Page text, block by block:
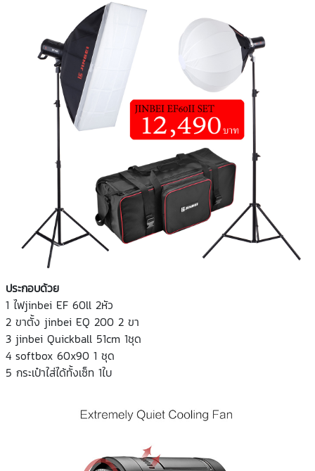
ประกอบด้วย
1 ไฟjinbei EF 60ll 2หัว
2 ขาตั้ง jinbei EQ 200 2 ขา
3 jinbei Quickball 51cm 1ชุด
4 softbox 60x90 1 ชุด
5 กระเป๋าใส่ได้ทั้งเซ็ท 1ใบ